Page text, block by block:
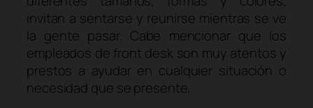
invitan a sentarse y reunirse mientras se ve
la gente pasar. Cabe mencionar que los
empleados de front desk son muy atentos y
prestos a ayudar en cualquier situación o
necesidad que se presente.